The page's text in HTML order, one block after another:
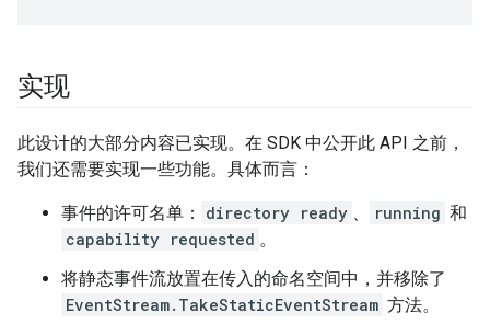
实现
此设计的大部分内容已实现。在 SDK 中公开此 API 之前，
我们还需要实现一些功能。具体而言：
事件的许可名单： directory ready 、 running 和
capability requested 。
将静态事件流放置在传入的命名空间中，并移除了
EventStream.TakeStaticEventStream 方法。